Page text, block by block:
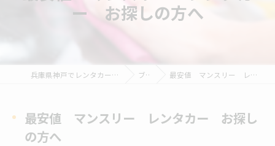
ー お探しの方へ
兵庫県神戸でレンタカーならコスパレンタカー ブログ 最安値 マンスリー レンタカー お探しの方へ
最安値 マンスリー レンタカー お探し
の方へ